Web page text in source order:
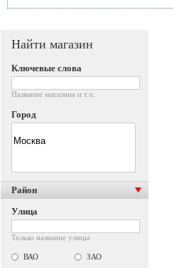
Найти магазин
Ключевые слова
Название магазина и т.п.
Город
Район
Улица
Только название улицы
ВАО
ЗАО